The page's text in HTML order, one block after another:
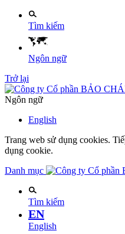
Tìm kiếm
Ngôn ngữ
Trở lại
Ngôn ngữ
English
Trang web sử dụng cookies.
dụng cookie.
Danh mục
Tìm kiếm
EN
English